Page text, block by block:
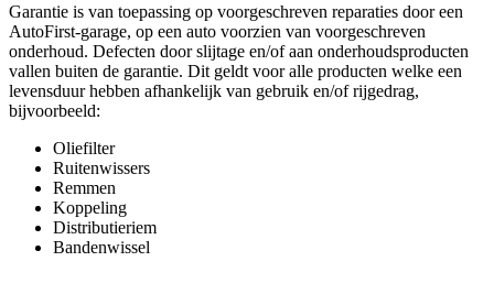
Garantie is van toepassing op voorgeschreven reparaties door een
AutoFirst-garage, op een auto voorzien van voorgeschreven
onderhoud. Defecten door slijtage en/of aan onderhoudsproducten
vallen buiten de garantie. Dit geldt voor alle producten welke een
levensduur hebben afhankelijk van gebruik en/of rijgedrag,
bijvoorbeeld:
Oliefilter
Ruitenwissers
Remmen
Koppeling
Distributieriem
Bandenwissel